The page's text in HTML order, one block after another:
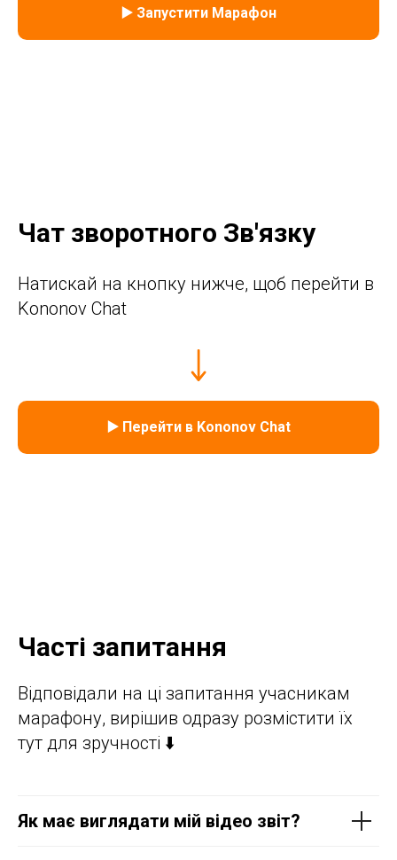
▶️ Запустити Марафон
Чат зворотного Зв'язку
Натискай на кнопку нижче, щоб перейти в
Kononov Chat
▶️ Перейти в Kononov Chat
Часті запитання
Відповідали на ці запитання учасникам
марафону, вирішив одразу розмістити їх
тут для зручності ⬇️
Як має виглядати мій відео звіт?